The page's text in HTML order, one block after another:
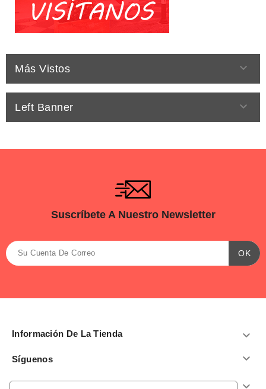
Más Vistos 
Left Banner 
Suscríbete A Nuestro Newsletter
Información De La Tienda 
Síguenos 
Productos